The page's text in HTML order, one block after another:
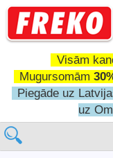
Visām
Mugursomām
Piegāde uz
uz